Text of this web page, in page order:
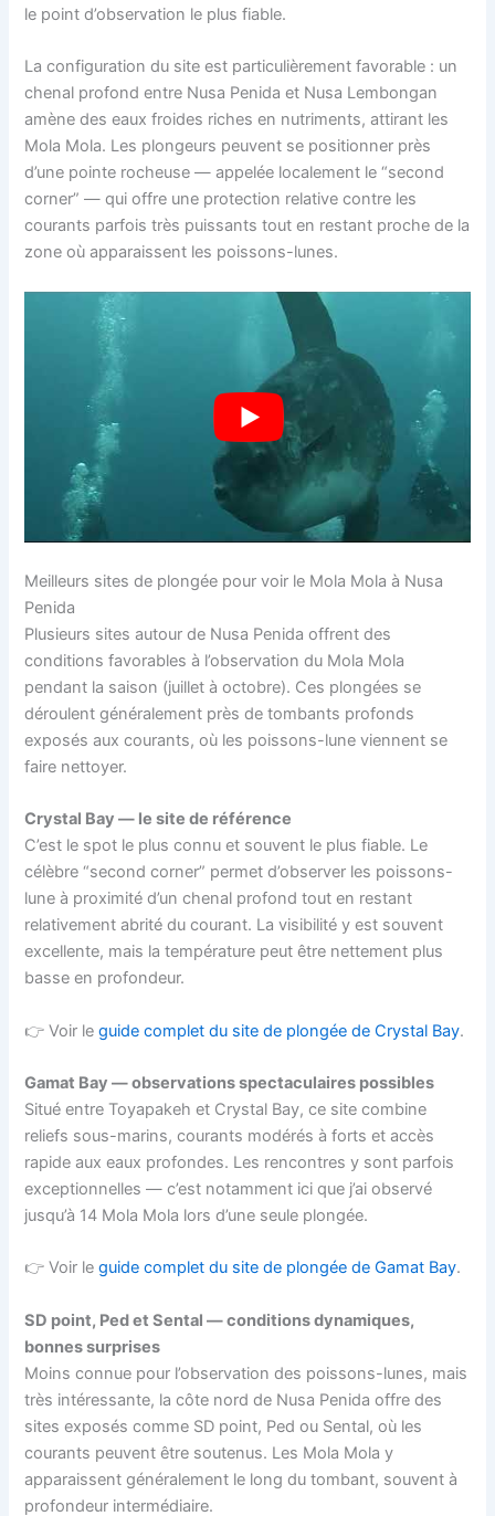
le point d’observation le plus fiable.
La configuration du site est particulièrement favorable : un
chenal profond entre Nusa Penida et Nusa Lembongan
amène des eaux froides riches en nutriments, attirant les
Mola Mola. Les plongeurs peuvent se positionner près
d’une pointe rocheuse — appelée localement le “second
corner” — qui offre une protection relative contre les
courants parfois très puissants tout en restant proche de la
zone où apparaissent les poissons-lunes.
Meilleurs sites de plongée pour voir le Mola Mola à Nusa
Penida
Plusieurs sites autour de Nusa Penida offrent des
conditions favorables à l’observation du Mola Mola
pendant la saison (juillet à octobre). Ces plongées se
déroulent généralement près de tombants profonds
exposés aux courants, où les poissons-lune viennent se
faire nettoyer.
Crystal Bay — le site de référence
C’est le spot le plus connu et souvent le plus fiable. Le
célèbre “second corner” permet d’observer les poissons-
lune à proximité d’un chenal profond tout en restant
relativement abrité du courant. La visibilité y est souvent
excellente, mais la température peut être nettement plus
basse en profondeur.
👉 Voir leguide complet du site de plongée de Crystal Bay.
Gamat Bay — observations spectaculaires possibles
Situé entre Toyapakeh et Crystal Bay, ce site combine
reliefs sous-marins, courants modérés à forts et accès
rapide aux eaux profondes. Les rencontres y sont parfois
exceptionnelles — c’est notamment ici que j’ai observé
jusqu’à 14 Mola Mola lors d’une seule plongée.
👉 Voir leguide complet du site de plongée de Gamat Bay.
SD point, Ped et Sental — conditions dynamiques,
bonnes surprises
Moins connue pour l’observation des poissons-lunes, mais
très intéressante, la côte nord de Nusa Penida offre des
sites exposés comme SD point, Ped ou Sental, où les
courants peuvent être soutenus. Les Mola Mola y
apparaissent généralement le long du tombant, souvent à
profondeur intermédiaire.